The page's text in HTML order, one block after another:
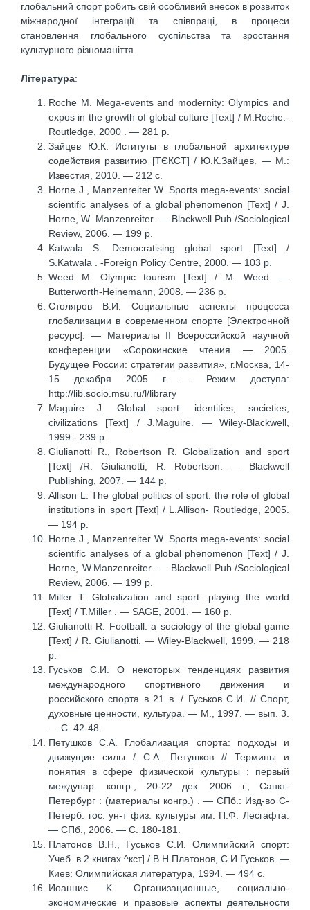
глобальний спорт робить свій особливий внесок в розвиток
міжнародної інтеграції та співпраці, в процеси
становлення глобального суспільства та зростання
культурного різноманіття.
Література:
Roche M. Mega-events and modernity: Olympics and
expos in the growth of global culture [Text] / M.Roche.-
Routledge, 2000 . — 281 p.
Зайцев Ю.К. Иституты в глобальной архитектуре
содействия развитию [ТЄКСТ] / Ю.К.Зайцев. — М.:
Известия, 2010. — 212 с.
Horne J., Manzenreiter W. Sports mega-events: social
scientific analyses of a global phenomenon [Text] / J.
Horne, W. Manzenreiter. — Blackwell Pub./Sociological
Review, 2006. — 199 p.
Katwala S. Democratising global sport [Text] /
S.Katwala . -Foreign Policy Centre, 2000. — 103 p.
Weed M. Olympic tourism [Text] / M. Weed. —
Butterworth-Heinemann, 2008. — 236 p.
Столяров В.И. Социальные аспекты процесса
глобализации в современном спорте [Электронной
ресурс]: — Материалы II Всероссийской научной
конференции «Сорокинские чтения — 2005.
Будущее России: стратегии развития», г.Москва, 14-
15 декабря 2005 г. — Режим доступа:
http://lib.socio.msu.ru/l/library
Maguire J. Global sport: identities, societies,
civilizations [Text] / J.Maguire. — Wiley-Blackwell,
1999.- 239 p.
Giulianotti R., Robertson R. Globalization and sport
[Text] /R. Giulianotti, R. Robertson. — Blackwell
Publishing, 2007. — 144 p.
Allison L. The global politics of sport: the role of global
institutions in sport [Text] / L.Allison- Routledge, 2005.
— 194 p.
Horne J., Manzenreiter W. Sports mega-events: social
scientific analyses of a global phenomenon [Text] / J.
Horne, W.Manzenreiter. — Blackwell Pub./Sociological
Review, 2006. — 199 p.
Miller T. Globalization and sport: playing the world
[Text] / T.Miller . — SAGE, 2001. — 160 p.
Giulianotti R. Football: a sociology of the global game
[Text] / R. Giulianotti. — Wiley-Blackwell, 1999. — 218
p.
Гуськов С.И. О некоторых тенденциях развития
международного спортивного движения и
российского спорта в 21 в. / Гуськов С.И. // Спорт,
духовные ценности, культура. — М., 1997. — вып. 3.
— С. 42-48.
Петушков С.А. Глобализация спорта: подходы и
движущие силы / С.А. Петушков // Термины и
понятия в сфере физической культуры : первый
междунар. конгр., 20-22 дек. 2006 г., Санкт-
Петербург : (материалы конгр.) . — СПб.: Изд-во С-
Петерб. гос. ун-т физ. культуры им. П.Ф. Лесгафта.
— СПб., 2006. — С. 180-181.
Платонов В.Н., Гуськов С.И. Олимпийский спорт:
Учеб. в 2 книгах ^кст] / В.Н.Платонов, С.И.Гуськов. —
Киев: Олимпийская литература, 1994. — 494 с.
Иоаннис K. Организационные, социально-
экономические и правовые аспекты деятельности